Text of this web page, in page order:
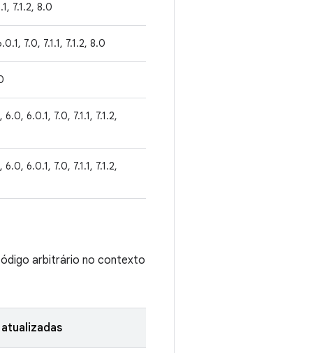
7.1.2, 8.0
7.0, 7.1.1, 7.1.2, 8.0
6.0.1, 7.0, 7.1.1, 7.1.2,
6.0.1, 7.0, 7.1.1, 7.1.2,
arbitrário no contexto
atualizadas